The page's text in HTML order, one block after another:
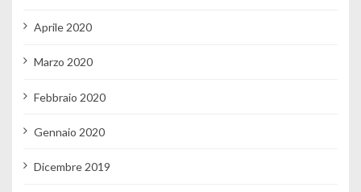
Aprile 2020
Marzo 2020
Febbraio 2020
Gennaio 2020
Dicembre 2019